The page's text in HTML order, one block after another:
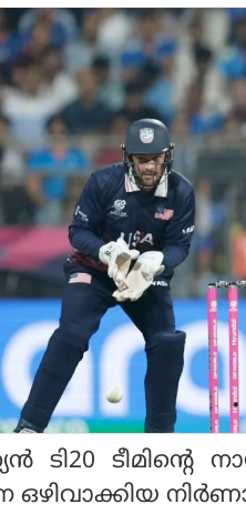
ടി20
ഒഴിവാക്കിയ